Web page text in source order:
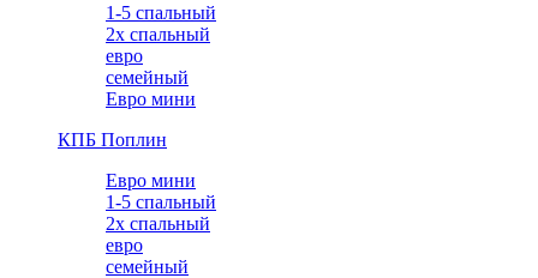
1-5 спальный
2х спальный
евро
семейный
Евро мини
КПБ Поплин
Евро мини
1-5 спальный
2х спальный
евро
семейный